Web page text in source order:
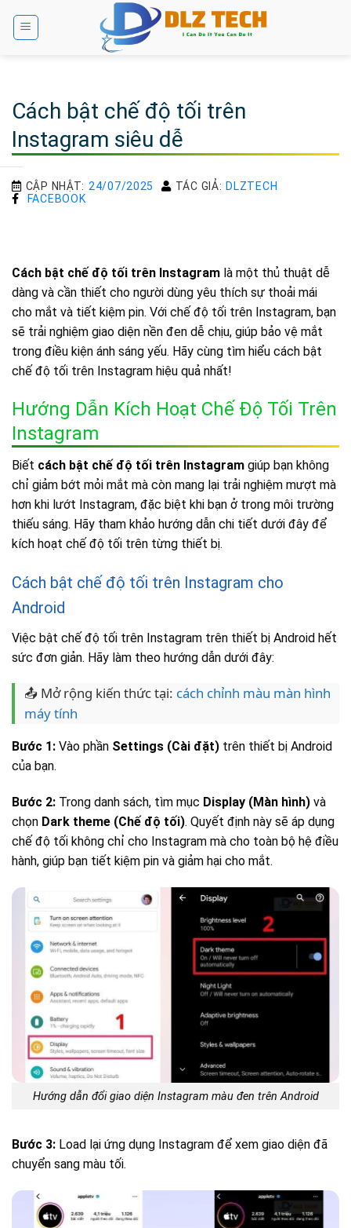
Cách bật chế độ tối trên
Instagram siêu dễ
CẬP NHẬT: 24/07/2025 TÁC GIẢ: DLZTECH
FACEBOOK
Cách bật chế độ tối trên Instagram là một thủ thuật dễ
dàng và cần thiết cho người dùng yêu thích sự thoải mái
cho mắt và tiết kiệm pin. Với chế độ tối trên Instagram, bạn
sẽ trải nghiệm giao diện nền đen dễ chịu, giúp bảo vệ mắt
trong điều kiện ánh sáng yếu. Hãy cùng tìm hiểu cách bật
chế độ tối trên Instagram hiệu quả nhất!
Hướng Dẫn Kích Hoạt Chế Độ Tối Trên
Instagram
Biết cách bật chế độ tối trên Instagram giúp bạn không
chỉ giảm bớt mỏi mắt mà còn mang lại trải nghiệm mượt mà
hơn khi lướt Instagram, đặc biệt khi bạn ở trong môi trường
thiếu sáng. Hãy tham khảo hướng dẫn chi tiết dưới đây để
kích hoạt chế độ tối trên từng thiết bị.
Cách bật chế độ tối trên Instagram cho
Android
Việc bật chế độ tối trên Instagram trên thiết bị Android hết
sức đơn giản. Hãy làm theo hướng dẫn dưới đây:
📤 Mở rộng kiến thức tại: cách chỉnh màu màn hình
máy tính
Bước 1: Vào phần Settings (Cài đặt) trên thiết bị Android
của bạn.
Bước 2: Trong danh sách, tìm mục Display (Màn hình) và
chọn Dark theme (Chế độ tối). Quyết định này sẽ áp dụng
chế độ tối không chỉ cho Instagram mà cho toàn bộ hệ điều
hành, giúp bạn tiết kiệm pin và giảm hại cho mắt.
Hướng dẫn đổi giao diện Instagram màu đen trên Android
Bước 3: Load lại ứng dụng Instagram để xem giao diện đã
chuyển sang màu tối.